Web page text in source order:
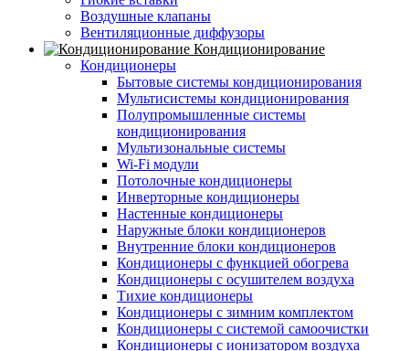
Воздушные клапаны
Вентиляционные диффузоры
Кондиционирование
Кондиционеры
Бытовые системы кондиционирования
Мультисистемы кондиционирования
Полупромышленные системы
кондиционирования
Мультизональные системы
Wi-Fi модули
Потолочные кондиционеры
Инверторные кондиционеры
Настенные кондиционеры
Наружные блоки кондиционеров
Внутренние блоки кондиционеров
Кондиционеры с функцией обогрева
Кондиционеры с осушителем воздуха
Тихие кондиционеры
Кондиционеры с зимним комплектом
Кондиционеры с системой самоочистки
Кондиционеры с ионизатором воздуха